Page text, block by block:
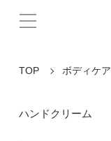
TOP ボディケア
ハンドクリーム